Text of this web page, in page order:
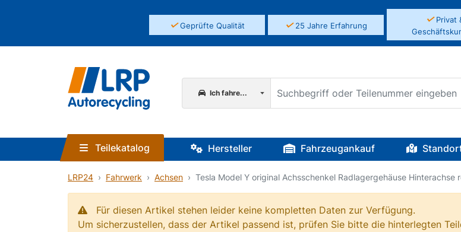
✓Geprüfte Qualität ✓25 Jahre Erfahrung
✓Privat
Ich fahre...
Teilekatalog Hersteller Fahrzeugankauf
LRP24 Fahrwerk Achsen Tesla Model Y original Achsschenkel Radlagergehäuse Hinterachse
Für diesen Artikel stehen leider keine kompletten Daten zur Verfügung.
Um sicherzustellen, dass der Artikel passend ist, prüfen Sie bitte die hinterlegten